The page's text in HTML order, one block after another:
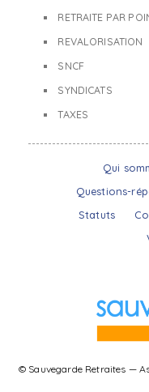
RETRAITE PAR
REVALORISATION
SNCF
SYNDICATS
TAXES
Qui
Questions-
Statuts
© Sauvegarde Retraites —